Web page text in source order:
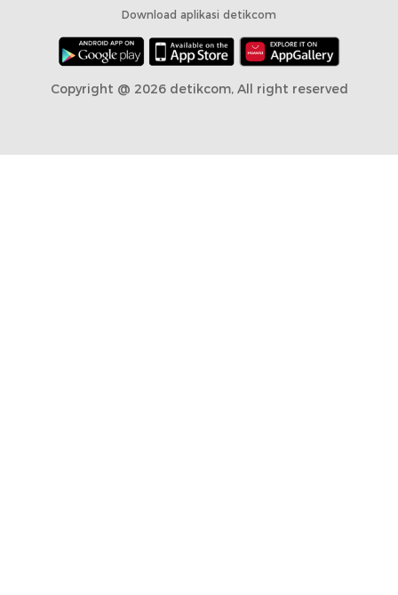
Download aplikasi detikcom
Copyright @ 2026 detikcom, All right reserved